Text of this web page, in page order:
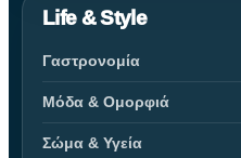
Life & Style
Γαστρονομία
Μόδα & Ομορφιά
Σώμα & Υγεία